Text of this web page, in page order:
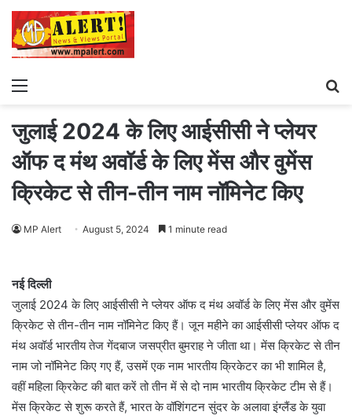
Menu
जुलाई 2024 के लिए आईसीसी ने प्लेयर
ऑफ द मंथ अवॉर्ड के लिए मेंस और वुमेंस
क्रिकेट से तीन-तीन नाम नॉमिनेट किए
MP Alert August 5, 2024 1 minute read
नई दिल्ली
जुलाई 2024 के लिए आईसीसी ने प्लेयर ऑफ द मंथ अवॉर्ड के लिए मेंस और वुमेंस
क्रिकेट से तीन-तीन नाम नॉमिनेट किए हैं। जून महीने का आईसीसी प्लेयर ऑफ द
मंथ अवॉर्ड भारतीय तेज गेंदबाज जसप्रीत बुमराह ने जीता था। मेंस क्रिकेट से तीन
नाम जो नॉमिनेट किए गए हैं, उसमें एक नाम भारतीय क्रिकेटर का भी शामिल है,
वहीं महिला क्रिकेट की बात करें तो तीन में से दो नाम भारतीय क्रिकेट टीम से हैं।
मेंस क्रिकेट से शुरू करते हैं, भारत के वॉशिंगटन सुंदर के अलावा इंग्लैंड के युवा